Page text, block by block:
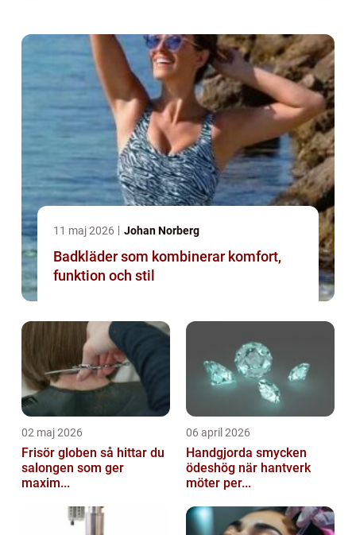
11 maj 2026 Johan Norberg
Badkläder som kombinerar komfort,
funktion och stil
02 maj 2026
Frisör globen så hittar du
salongen som ger
maxim...
06 april 2026
Handgjorda smycken
ödeshög när hantverk
möter per...